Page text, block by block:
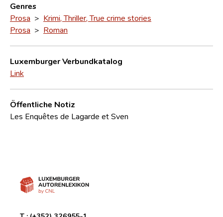
Genres
Prosa > Krimi, Thriller, True crime stories
Prosa > Roman
Luxemburger Verbundkatalog
Link
Öffentliche Notiz
Les Enquêtes de Lagarde et Sven